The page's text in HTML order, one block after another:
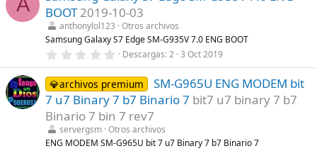
e
s
t
r
e
l
a
(
s
)
BOOT 2019-10-03
anthonylol123
Otros archivos
Samsung Galaxy S7 Edge SM-G935V 7.0 ENG BOOT
0
0
e
s
e
l
Descargas 2 3 Oct 2019
💎archivos premium
SM-G965U ENG MODEM bit
7 u7 Binary 7 b7 Binario 7 bit7 u7 binary 7 b7
Binario 7 bin 7 rev7
servergsm Otros archivos
ENG MODEM SM-G965U bit 7 u7 Binary 7 b7 Binario 7